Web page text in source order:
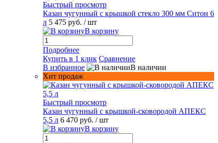
Быстрый просмотр
Казан чугунный с крышкой стекло 300 мм Ситон 6
л 5 475 руб. / шт
В корзину
Подробнее
Купить в 1 клик Сравнение
В избранное
В наличии
Хит продаж
Быстрый просмотр
Казан чугунный с крышкой-сковородой АПЕКС
5,5 л 6 470 руб. / шт
В корзину